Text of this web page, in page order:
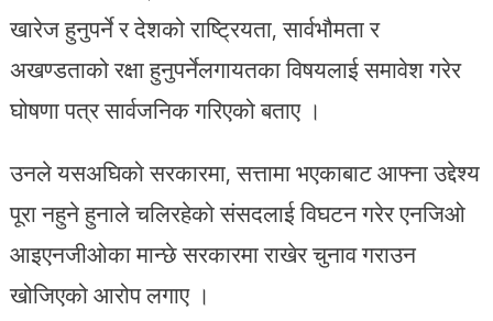
खारेज हुनुपर्ने र देशको राष्ट्रियता, सार्वभौमता र
अखण्डताको रक्षा हुनुपर्नेलगायतका विषयलाई समावेश गरेर
घोषणा पत्र सार्वजनिक गरिएको बताए ।
उनले यसअघिको सरकारमा, सत्तामा भएकाबाट आफ्ना उद्देश्य
पूरा नहुने हुनाले चलिरहेको संसदलाई विघटन गरेर एनजिओ
आइएनजीओका मान्छे सरकारमा राखेर चुनाव गराउन
खोजिएको आरोप लगाए ।